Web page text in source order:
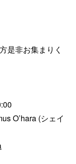
是非お集まりく
O’hara (シェイ